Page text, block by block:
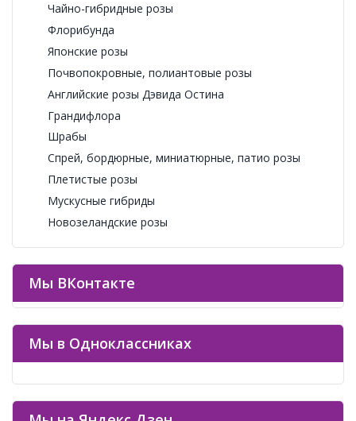
Чайно-гибридные розы
Флорибунда
Японские розы
Почвопокровные, полиантовые розы
Английские розы Дэвида Остина
Грандифлора
Шрабы
Спрей, бордюрные, миниатюрные, патио розы
Плетистые розы
Мускусные гибриды
Новозеландские розы
Мы ВКонтакте
Мы в Одноклассниках